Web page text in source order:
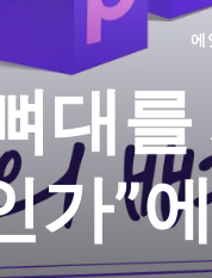
에
대
가”